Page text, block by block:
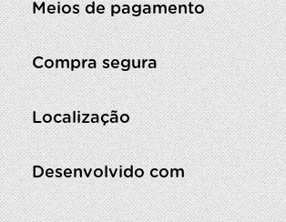
Meios de pagamento
Compra segura
Localização
Desenvolvido com